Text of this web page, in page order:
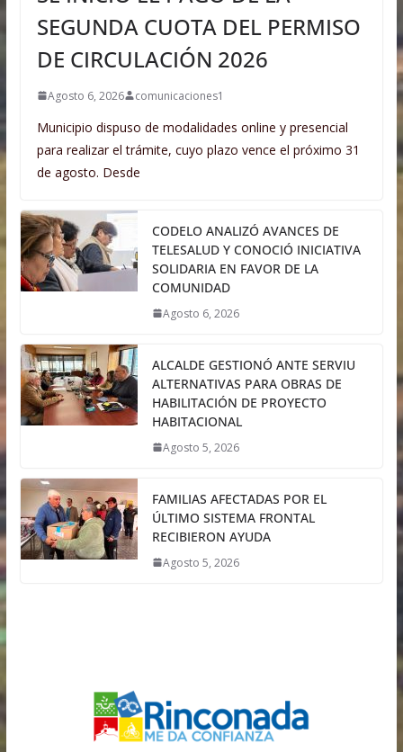
SEGUNDA CUOTA DEL PERMISO
DE CIRCULACIÓN 2026
Agosto 6, 2026 comunicaciones1
Municipio dispuso de modalidades online y presencial
para realizar el trámite, cuyo plazo vence el próximo 31
de agosto. Desde
CODELO ANALIZÓ AVANCES DE
TELESALUD Y CONOCIÓ INICIATIVA
SOLIDARIA EN FAVOR DE LA
COMUNIDAD
Agosto 6, 2026
ALCALDE GESTIONÓ ANTE SERVIU
ALTERNATIVAS PARA OBRAS DE
HABILITACIÓN DE PROYECTO
HABITACIONAL
Agosto 5, 2026
FAMILIAS AFECTADAS POR EL
ÚLTIMO SISTEMA FRONTAL
RECIBIERON AYUDA
Agosto 5, 2026